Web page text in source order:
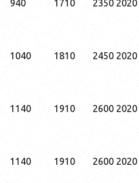
940 1710 2350 2020
1040 1810 2450 2020
1140 1910 2600 2020
1140 1910 2600 2020